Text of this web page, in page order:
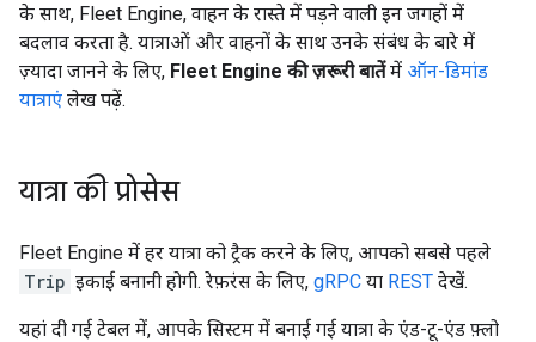
के साथ, Fleet Engine, वाहन के रास्ते में पड़ने वाली इन जगहों में
बदलाव करता है. यात्राओं और वाहनों के साथ उनके संबंध के बारे में
ज़्यादा जानने के लिए, Fleet Engine की ज़रूरी बातेंमें ऑन-डिमांड
यात्राएं लेख पढ़ें.
यात्रा की प्रोसेस
Fleet Engine में हर यात्रा को ट्रैक करने के लिए, आपको सबसे पहले
Trip इकाई बनानी होगी. रेफ़रंस के लिए, gRPC या REST देखें.
यहां दी गई टेबल में, आपके सिस्टम में बनाई गई यात्रा के एंड-टू-एंड फ़्लो